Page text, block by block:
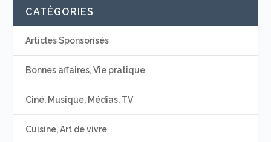
CATÉGORIES
Articles Sponsorisés
Bonnes affaires, Vie pratique
Ciné, Musique, Médias, TV
Cuisine, Art de vivre